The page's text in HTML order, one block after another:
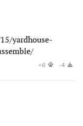
yardhouse-
+6 -4